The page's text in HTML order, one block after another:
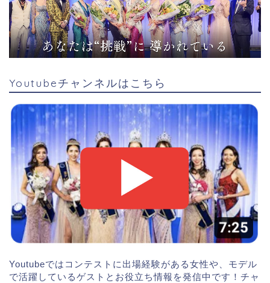
Youtubeチャンネルはこちら
Youtubeではコンテストに出場経験がある女性や、モデル
で活躍しているゲストとお役立ち情報を発信中です！チャ